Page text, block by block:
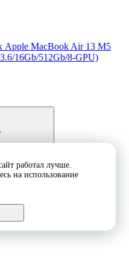
Apple MacBook Air 13 M5
16Gb/512Gb/8-GPU)
работал лучше.
на использование